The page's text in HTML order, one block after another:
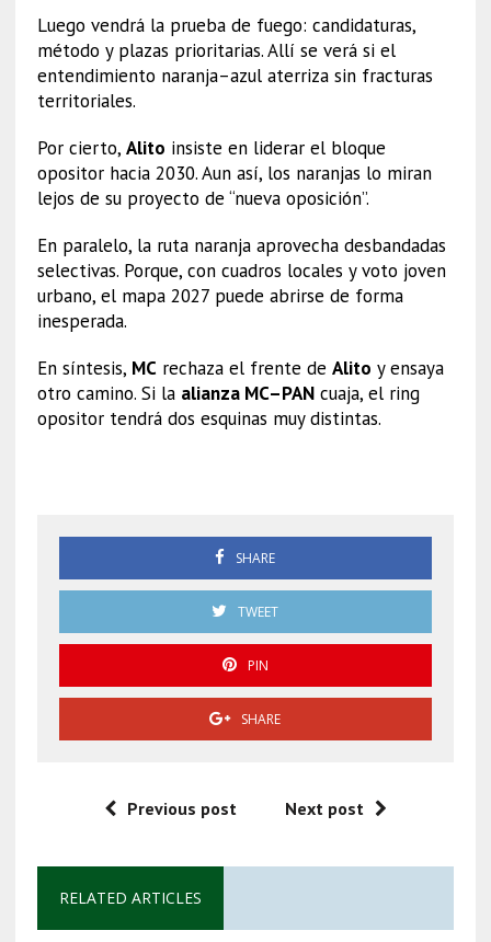
Luego vendrá la prueba de fuego: candidaturas,
método y plazas prioritarias. Allí se verá si el
entendimiento naranja–azul aterriza sin fracturas
territoriales.
Por cierto, Alito insiste en liderar el bloque
opositor hacia 2030. Aun así, los naranjas lo miran
lejos de su proyecto de “nueva oposición”.
En paralelo, la ruta naranja aprovecha desbandadas
selectivas. Porque, con cuadros locales y voto joven
urbano, el mapa 2027 puede abrirse de forma
inesperada.
En síntesis, MC rechaza el frente de Alito y ensaya
otro camino. Si la alianza MC–PANcuaja, el ring
opositor tendrá dos esquinas muy distintas.
SHARE
TWEET
PIN
SHARE
Previous post Next post
RELATED ARTICLES